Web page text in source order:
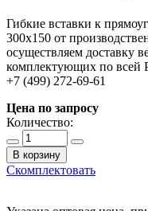
Гибкие вставки к
300х150 от
осуществляем доставку
комплектующих по всей
+7 (499) 272-69-61
Цена по запросу
Количество:
В корзину
Скомплектовать